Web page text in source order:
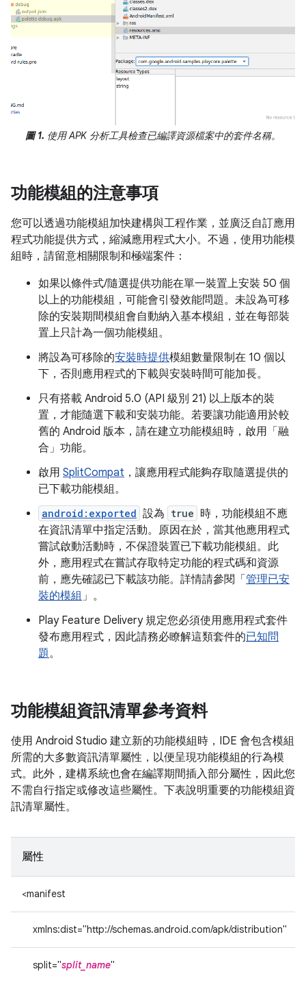
圖 1. 使用 APK 分析工具檢查已編譯資源檔案中的套件名稱。
功能模組的注意事項
您可以透過功能模組加快建構與工程作業，並廣泛自訂應用
程式功能提供方式，縮減應用程式大小。不過，使用功能模
組時，請留意相關限制和極端案件：
如果以條件式/隨選提供功能在單一裝置上安裝 50 個
以上的功能模組，可能會引發效能問題。未設為可移
除的安裝期間模組會自動納入基本模組，並在每部裝
置上只計為一個功能模組。
將設為可移除的安裝時提供模組數量限制在 10 個以
下，否則應用程式的下載與安裝時間可能加長。
只有搭載 Android 5.0 (API 級別 21) 以上版本的裝
置，才能隨選下載和安裝功能。若要讓功能適用於較
舊的 Android 版本，請在建立功能模組時，啟用「融
合」 功能。
啟用 SplitCompat ，讓應用程式能夠存取隨選提供的
已下載功能模組。
android:exported 設為 true 時，功能模組不應
在資訊清單中指定活動。原因在於，當其他應用程式
嘗試啟動活動時，不保證裝置已下載功能模組。此
外，應用程式在嘗試存取特定功能的程式碼和資源
前，應先確認已下載該功能。詳情請參閱「 管理已安
裝的模組」。
Play Feature Delivery 規定您必須使用應用程式套件
發布應用程式，因此請務必瞭解這類套件的已知問
題。
功能模組資訊清單參考資料
使用 Android Studio 建立新的功能模組時，IDE 會包含模組
所需的大多數資訊清單屬性，以便呈現功能模組的行為模
式。此外，建構系統也會在編譯期間插入部分屬性，因此您
不需自行指定或修改這些屬性。下表說明重要的功能模組資
訊清單屬性。
屬性
<manifest
xmlns:dist="http://schemas.android.com/apk/distribution"
split="split_name"